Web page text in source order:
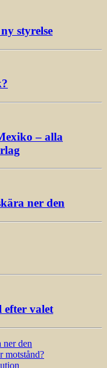
styrelse
– alla
ner den
valet
ner den
motstånd?